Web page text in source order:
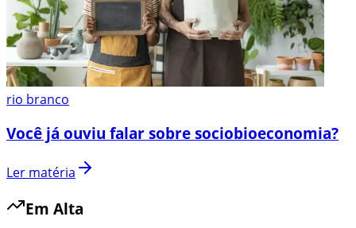
rio branco
Você já ouviu falar sobre sociobioeconomia?
Ler matéria
Em Alta